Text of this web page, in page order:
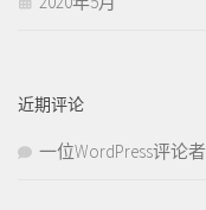
近期评论
一位WordPress评论者